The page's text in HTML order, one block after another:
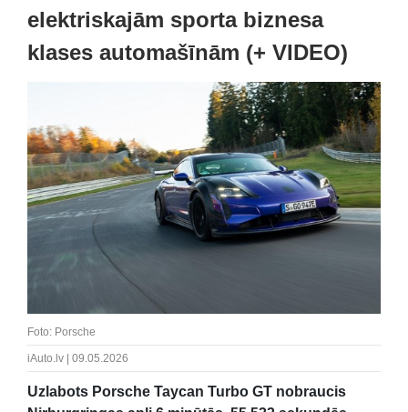
elektriskajām sporta biznesa
klases automašīnām (+ VIDEO)
Foto: Porsche
iAuto.lv | 09.05.2026
Uzlabots Porsche Taycan Turbo GT nobraucis